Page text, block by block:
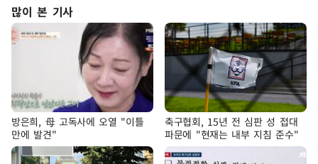
많이 본 기사
방은희, 母 고독사에 오열 "이틀
만에 발견"
축구협회, 15년 전 심판 성 접대
파문에 "현재는 내부 지침 준수"